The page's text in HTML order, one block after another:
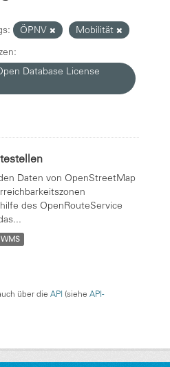
ÖPNV
Mobilität
Database License
Daten von OpenStreetMap
des OpenRouteService
WMS
über die API (siehe API-